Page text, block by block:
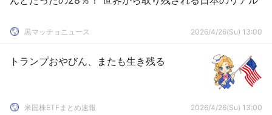
黒マッチョニュース 2026/4/26(Su) 13:00
トランプおやびん、またも生き残る
米国株ETFまとめ速報 2026/4/26(Su) 13:00